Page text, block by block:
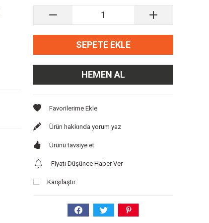
SEPETE EKLE
HEMEN AL
Ürün hakkında yorum yaz
Ürünü tavsiye et
Fiyatı Düşünce Haber Ver
Karşılaştır